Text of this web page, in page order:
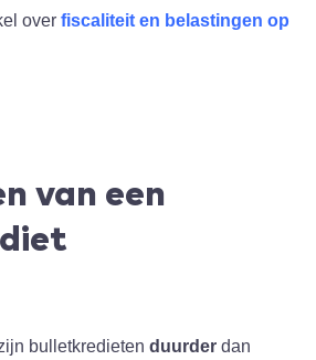
over fiscaliteit en belastingen op
van een
bulletkredieten duurder dan